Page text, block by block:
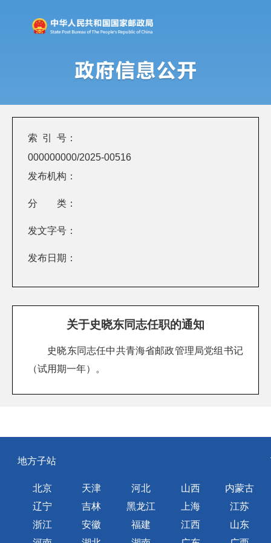
索 引 号：
000000000/2025-00516
发布机构：
分 类：
发文字号：
发布日期：
关于史晓东同志任职的通知
史晓东同志任中共青海省邮政管理局党组书记
（试用期一年）。
地方子站
北京 天津 河北 山西
内蒙古
辽宁
吉林 黑龙江 上海
江苏
浙江
安徽 福建 江西
山东